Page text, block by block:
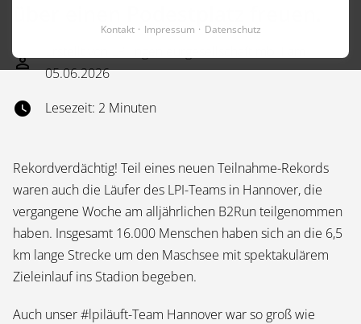
Kontakt Impressum Datenschutz
05.06.2026
Lesezeit: 2 Minuten
Rekordverdächtig! Teil eines neuen Teilnahme-Rekords
waren auch die Läufer des LPI-Teams in Hannover, die
vergangene Woche am alljährlichen B2Run teilgenommen
haben. Insgesamt 16.000 Menschen haben sich an die 6,5
km lange Strecke um den Maschsee mit spektakulärem
Zieleinlauf ins Stadion begeben.
Auch unser #lpiläuft-Team Hannover war so groß wie